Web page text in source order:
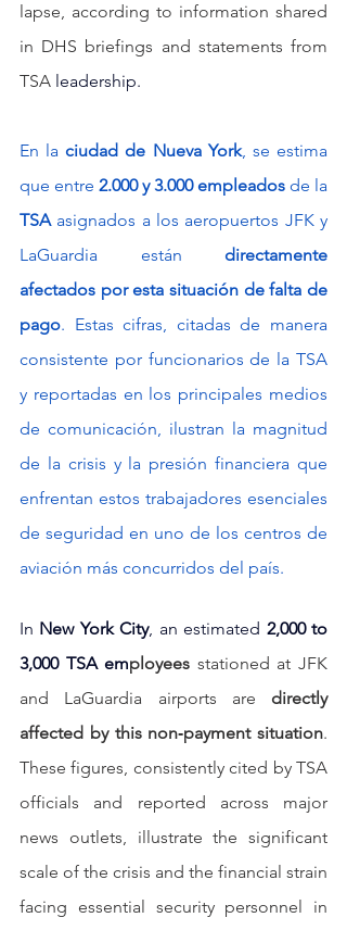
lapse, according to information shared
in DHS briefings and statements from
TSA leadership.
En la ciudad de Nueva York, se estima
que entre 2.000 y 3.000 empleados
TSA asignados a los aeropuertos JFK y
LaGuardia están directamente
afectados por esta situación de falta de
pago. Estas cifras, citadas de manera
consistente por funcionarios de la TSA
y reportadas en los principales medios
de comunicación, ilustran la magnitud
de la crisis y la presión financiera que
enfrentan estos trabajadores esenciales
de seguridad en uno de los centros de
aviación más concurridos del país.
In New York City, an estimated 2,000 to
3,000 TSA employees stationed at JFK
and LaGuardia airports are directly
affected by this non‑payment situation.
These figures, consistently cited by TSA
officials and reported across major
news outlets, illustrate the significant
scale of the crisis and the financial strain
facing essential security personnel in